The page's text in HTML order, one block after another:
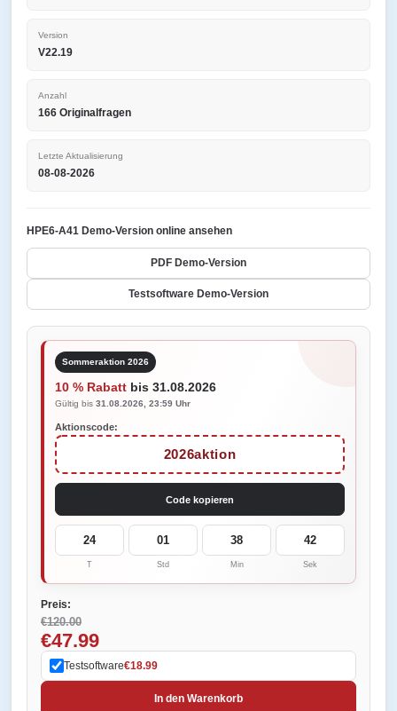
Version
V22.19
Anzahl
166 Originalfragen
Letzte Aktualisierung
08-08-2026
HPE6-A41 Demo-Version online ansehen
PDF Demo-Version
Testsoftware Demo-Version
Sommeraktion 2026
10 % Rabatt bis 31.08.2026
Gültig bis 31.08.2026, 23:59 Uhr
Aktionscode:
2026aktion
Code kopieren
24
T
01
Std
38
Min
42
Sek
Preis:
€120.00
€47.99
Testsoftware€18.99
In den Warenkorb